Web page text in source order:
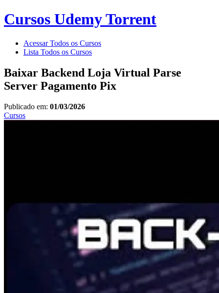
Cursos Udemy Torrent
Acessar Todos os Cursos
Lista Todos os Cursos
Baixar Backend Loja Virtual Parse
Server Pagamento Pix
Publicado em: 01/03/2026
Cursos